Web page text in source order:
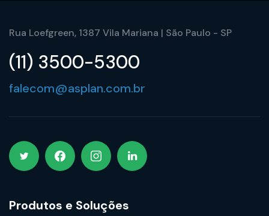
Rua Loefgreen, 1387 Vila Mariana | São Paulo - SP
(11) 3500-5300
falecom@asplan.com.br
Produtos e Soluções